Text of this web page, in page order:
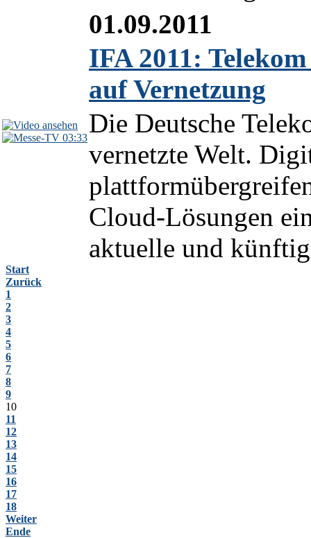
03:33
01.09.2011
IFA 2011:
auf Vernetzung
Die Deutsche
vernetzte Welt.
Cloud-Lösungen
aktuelle und
Start
Zurück
1
2
3
4
5
6
7
8
9
10
11
12
13
14
15
16
17
18
Weiter
Ende